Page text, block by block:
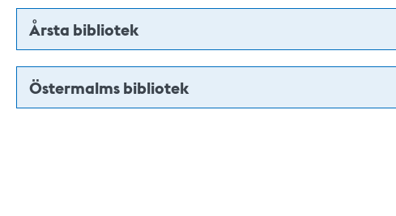
Årsta bibliotek
Östermalms bibliotek